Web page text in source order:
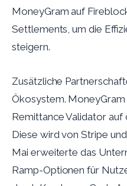
MoneyGram auf
Settlements, um die
steigern.
Zusätzliche
Ökosystem.
Remittance Validator
Diese wird von Stripe
Mai erweiterte das
Ramp-Optionen für